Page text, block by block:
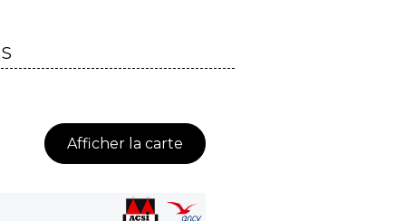
Afficher la carte